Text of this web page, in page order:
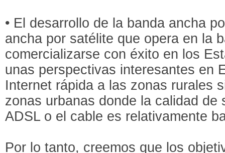
• El desarrollo de la banda ancha
ancha por satélite que opera en la
comercializarse con éxito en los
unas perspectivas interesantes en
Internet rápida a las zonas rurales
zonas urbanas donde la calidad de
ADSL o el cable es relativamente
Por lo tanto, creemos que los